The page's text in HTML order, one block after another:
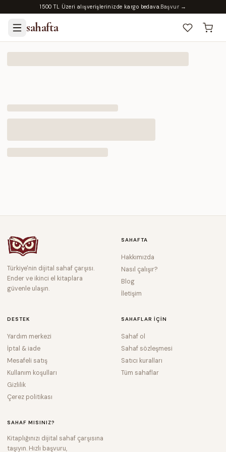
1500 TL Üzeri alışverişlerinizde kargo bedava.Başvur →
sahafta
Türkiye'nin dijital sahaf çarşısı.
Ender ve ikinci el kitaplara
güvenle ulaşın.
SAHAFTA
Hakkımızda
Nasıl çalışır?
Blog
İletişim
DESTEK
Yardım merkezi
İptal & iade
Mesafeli satış
Kullanım koşulları
Gizlilik
Çerez politikası
SAHAFLAR IÇIN
Sahaf ol
Sahaf sözleşmesi
Satıcı kuralları
Tüm sahaflar
SAHAF MISINIZ?
Kitaplığınızı dijital sahaf çarşısına
taşıyın. Hızlı başvuru,